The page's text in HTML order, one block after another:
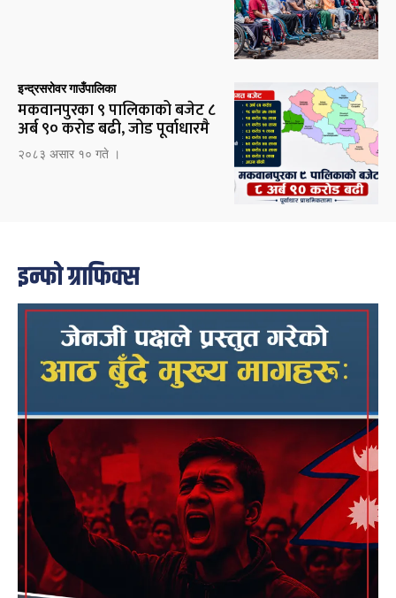
इन्द्रसरोवर गाउँपालिका
मकवानपुरका ९ पालिकाको बजेट ८
अर्ब ९० करोड बढी, जोड पूर्वाधारमै
२०८३ असार १० गते ।
इन्फो ग्राफिक्स